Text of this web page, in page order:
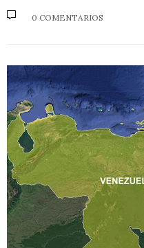
0 COMENTARIOS